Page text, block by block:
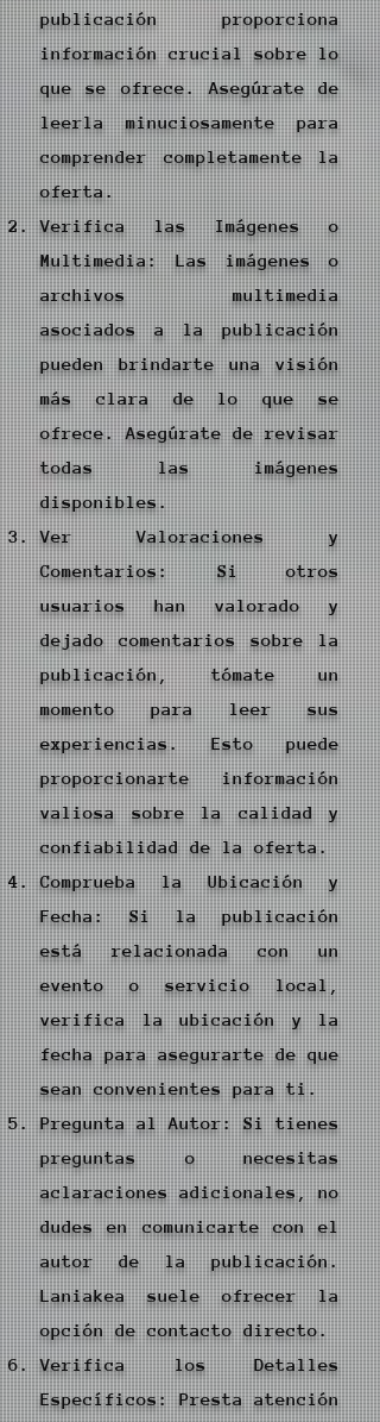
publicación proporciona
información crucial sobre lo
que se ofrece. Asegúrate de
leerla minuciosamente para
comprender completamente la
oferta.
Verifica las Imágenes o
Multimedia: Las imágenes o
archivos multimedia
asociados a la publicación
pueden brindarte una visión
más clara de lo que se
ofrece. Asegúrate de revisar
todas las imágenes
disponibles.
Ver Valoraciones y
Comentarios: Si otros
usuarios han valorado y
dejado comentarios sobre la
publicación, tómate un
momento para leer sus
experiencias. Esto puede
proporcionarte información
valiosa sobre la calidad y
confiabilidad de la oferta.
Comprueba la Ubicación y
Fecha: Si la publicación
está relacionada con un
evento o servicio local,
verifica la ubicación y la
fecha para asegurarte de que
sean convenientes para ti.
Pregunta al Autor: Si tienes
preguntas o necesitas
aclaraciones adicionales, no
dudes en comunicarte con el
autor de la publicación.
Laniakea suele ofrecer la
opción de contacto directo.
Verifica los Detalles
Específicos: Presta atención